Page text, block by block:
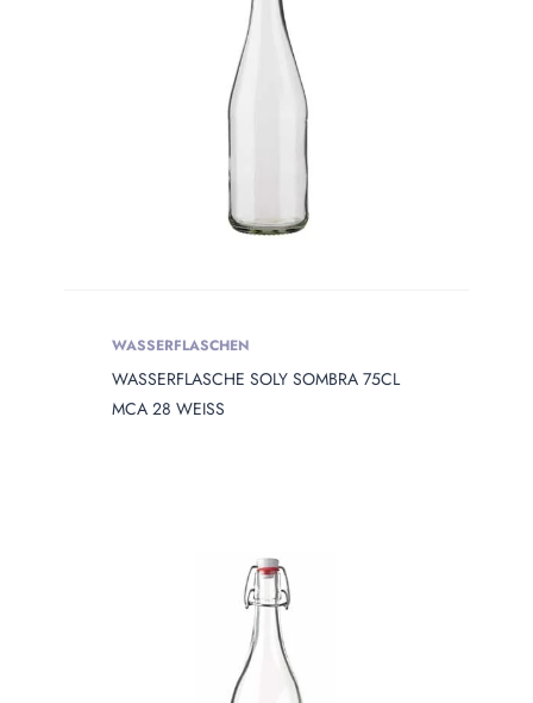
WASSERFLASCHEN
WASSERFLASCHE SOLY SOMBRA 75CL
MCA 28 WEISS